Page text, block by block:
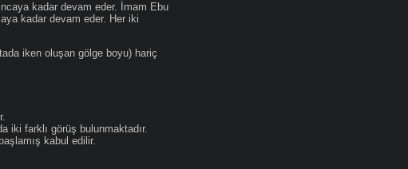
kadar devam eder. İmam Ebu
kadar devam eder. Her iki
iken oluşan gölge boyu) hariç
iki farklı görüş bulunmaktadır.
kabul edilir.